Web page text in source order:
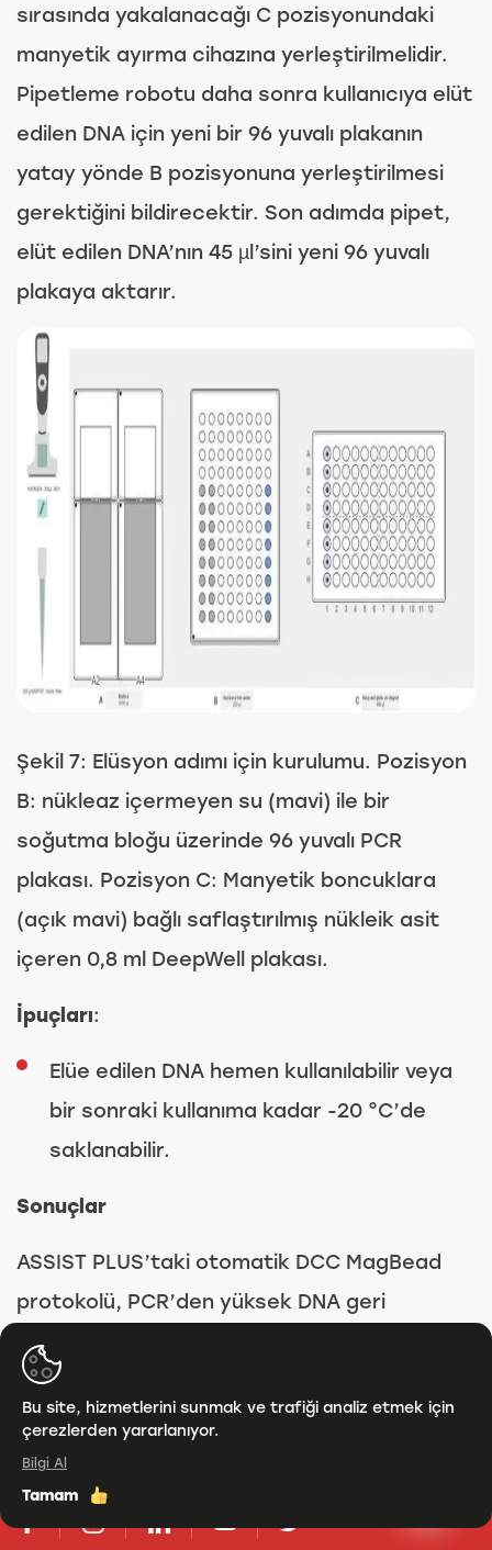
sırasında yakalanacağı C pozisyonundaki
manyetik ayırma cihazına yerleştirilmelidir.
Pipetleme robotu daha sonra kullanıcıya elüt
edilen DNA için yeni bir 96 yuvalı plakanın
yatay yönde B pozisyonuna yerleştirilmesi
gerektiğini bildirecektir. Son adımda pipet,
elüt edilen DNA’nın 45 µl’sini yeni 96 yuvalı
plakaya aktarır.
Şekil 7: Elüsyon adımı için kurulumu. Pozisyon
B: nükleaz içermeyen su (mavi) ile bir
soğutma bloğu üzerinde 96 yuvalı PCR
plakası. Pozisyon C: Manyetik boncuklara
(açık mavi) bağlı saflaştırılmış nükleik asit
içeren 0,8 ml DeepWell plakası.
İpuçları:
Elüe edilen DNA hemen kullanılabilir veya
bir sonraki kullanıma kadar -20 °C’de
saklanabilir.
Sonuçlar
ASSIST PLUS’taki otomatik DCC MagBead
protokolü, PCR’den yüksek DNA geri
kazanımı gösterir ve bu, herhangi bir alt
uygulamada kullanıma hazırdır. Otomatik iş
akışı daha yüksek DNA verimi, daha iyi saflık
(A260/A280 ve A260/A230 oranları) ve daha
yüksek tekrarlanabilirlik (daha düşük SD
değerleri) ile sonuçlandı.
Bu site, hizmetlerini sunmak ve trafiği analiz etmek için
çerezlerden yararlanıyor.
Bilgi Al
Tamam